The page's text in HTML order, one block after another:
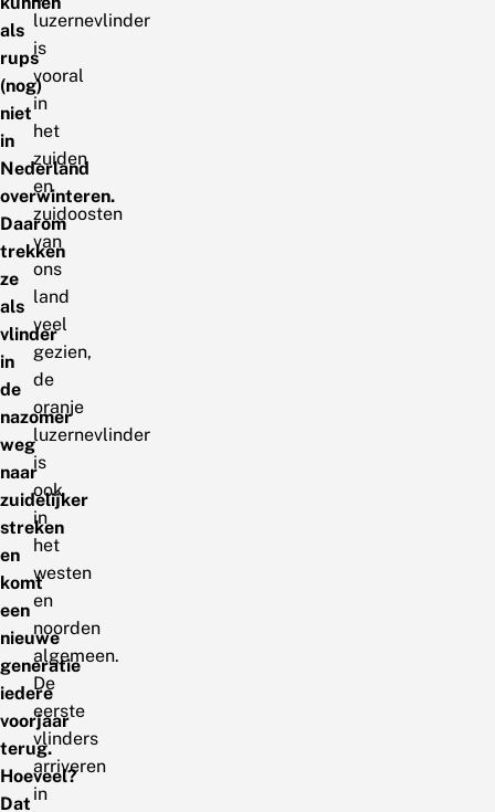
als
rups
(nog)
niet
in
Nederland
overwinteren.
Daarom
trekken
ze
als
vlinder
in
de
nazomer
weg
naar
zuidelijker
streken
en
komt
een
nieuwe
generatie
iedere
voorjaar
terug.
Hoeveel?
Dat
luzernevlinder
is
vooral
in
het
zuiden
en
zuidoosten
van
ons
land
veel
gezien,
de
oranje
luzernevlinder
is
ook
in
het
westen
en
noorden
algemeen.
De
eerste
vlinders
arriveren
in